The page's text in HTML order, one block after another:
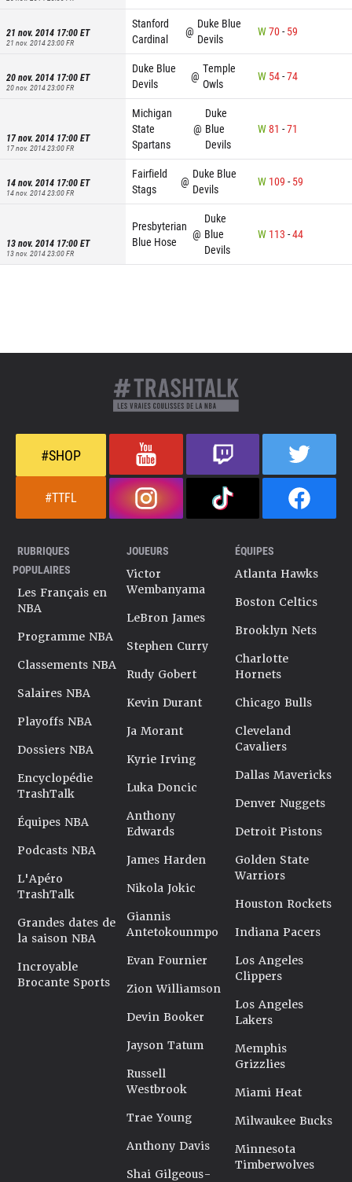
21 nov. 2014 17:00ET
21 nov. 2014 23:00FR
Stanford
Cardinal
@
Duke Blue
Devils
W70- 59
20 nov. 2014 17:00ET
20 nov. 2014 23:00FR
Duke Blue
Devils
@
Temple
Owls
W 54-74
17 nov. 2014 17:00ET
17 nov. 2014 23:00FR
Michigan
State
Spartans
@
Duke
Blue
Devils
W81 -71
14 nov. 2014 17:00ET
14 nov. 2014 23:00FR
Fairfield
Stags
@
Duke Blue
Devils
W 109 - 59
13 nov. 2014 17:00ET
13 nov. 2014 23:00FR
Presbyterian
Blue Hose
@
Duke
Blue
Devils
W 113 -44
#SHOP
#TTFL
RUBRIQUES
POPULAIRES
Les Français en
NBA
Programme NBA
Classements NBA
Salaires NBA
Playoffs NBA
Dossiers NBA
Encyclopédie
TrashTalk
Équipes NBA
Podcasts NBA
L'Apéro
TrashTalk
Grandes dates de
la saison NBA
Incroyable
Brocante Sports
JOUEURS
Victor
Wembanyama
LeBron James
Stephen Curry
Rudy Gobert
Kevin Durant
Ja Morant
Kyrie Irving
Luka Doncic
Anthony
Edwards
James Harden
Nikola Jokic
Giannis
Antetokounmpo
Evan Fournier
Zion Williamson
Devin Booker
Jayson Tatum
Russell
Westbrook
Trae Young
Anthony Davis
Shai Gilgeous-
ÉQUIPES
Atlanta Hawks
Boston Celtics
Brooklyn Nets
Charlotte
Hornets
Chicago Bulls
Cleveland
Cavaliers
Dallas Mavericks
Denver Nuggets
Detroit Pistons
Golden State
Warriors
Houston Rockets
Indiana Pacers
Los Angeles
Clippers
Los Angeles
Lakers
Memphis
Grizzlies
Miami Heat
Milwaukee Bucks
Minnesota
Timberwolves